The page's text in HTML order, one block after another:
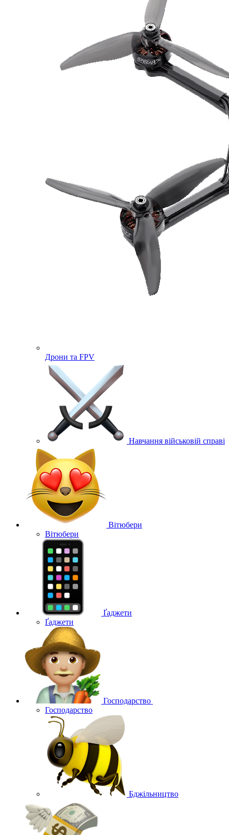
Дрони та FPV
Навчання військовій справі
Вітюбери
Вітюбери
Ґаджети
Ґаджети
Господарство
Господарство
Бджільництво